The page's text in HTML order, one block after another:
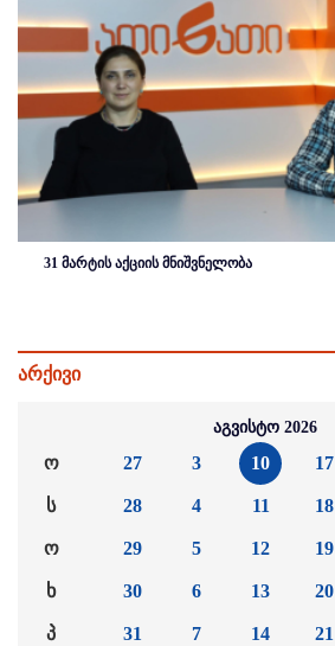
31 მარტის აქციის მნიშვნელობა
არქივი
აგვისტო 2026
ო
ს
ო
ხ
პ
27
28
29
30
31
3
4
5
6
7
10
11
12
13
14
17
18
19
20
21